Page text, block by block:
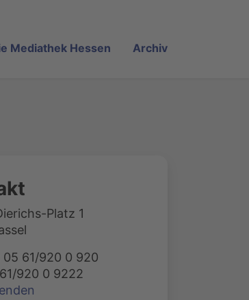
Mediathek Hessen Archiv
Platz 1
05 61/920 0 920
920 0 9222